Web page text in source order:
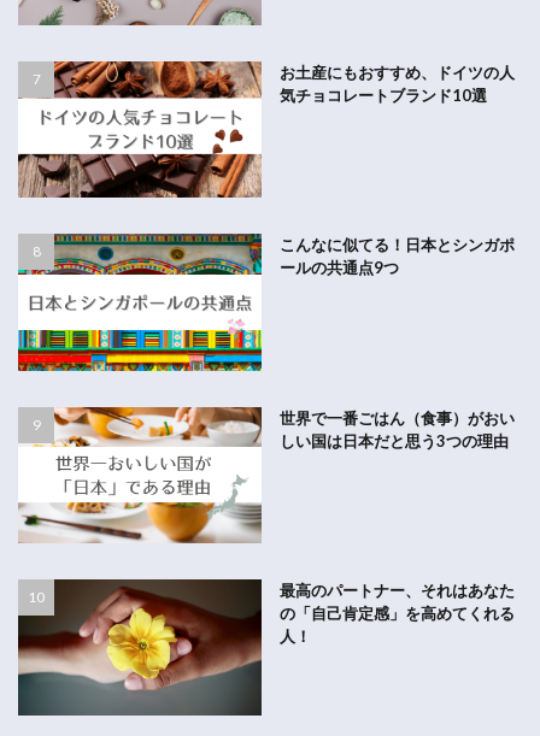
お土産にもおすすめ、ドイツの人
気チョコレートブランド10選
こんなに似てる！日本とシンガポ
ールの共通点9つ
世界で一番ごはん（食事）がおい
しい国は日本だと思う3つの理由
最高のパートナー、それはあなた
の「自己肯定感」を高めてくれる
人！